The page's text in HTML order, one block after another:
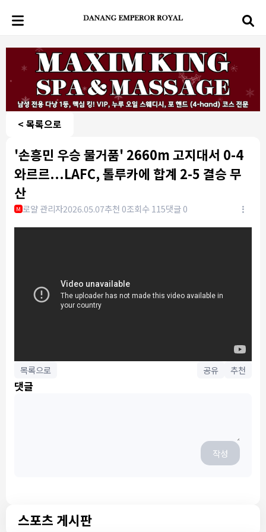
< 목록으로
'손흥민 우승 물거품' 2660m 고지대서 0-4
와르르...LAFC, 톨루카에 합계 2-5 결승 무
산
M 로얄 관리자2026.05.07추천 0조회수 115댓글 0
목록으로 공유 추천
댓글
작성
스포츠 게시판